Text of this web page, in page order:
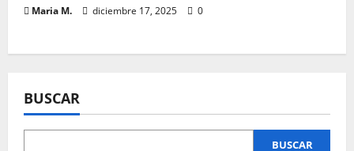
Maria M. diciembre 17, 2025 0
BUSCAR
BUSCAR